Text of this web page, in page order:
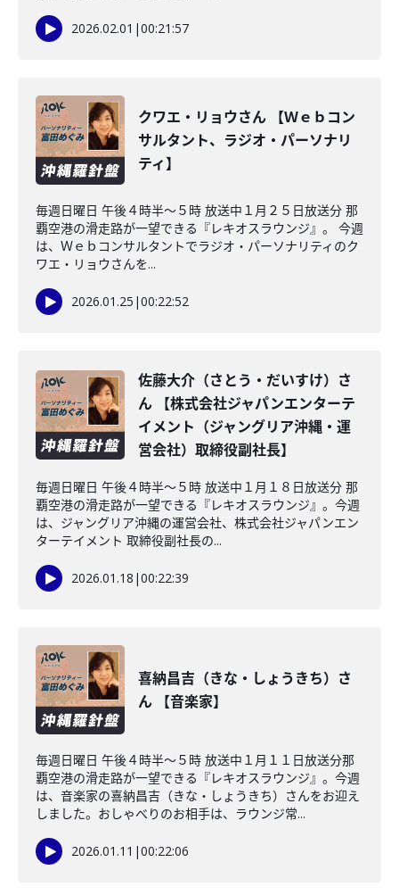
2026.02.01 |00:21:57
クワエ・リョウさん 【Ｗｅｂコン
サルタント、ラジオ・パーソナリ
ティ】
毎週日曜日 午後４時半～５時 放送中１月２５日放送分 那
覇空港の滑走路が一望できる『レキオスラウンジ』。 今週
は、Ｗｅｂコンサルタントでラジオ・パーソナリティのク
ワエ・リョウさんを...
2026.01.25 |00:22:52
佐藤大介（さとう・だいすけ）さ
ん 【株式会社ジャパンエンターテ
イメント（ジャングリア沖縄・運
営会社）取締役副社長】
毎週日曜日 午後４時半～５時 放送中１月１８日放送分 那
覇空港の滑走路が一望できる『レキオスラウンジ』。今週
は、ジャングリア沖縄の運営会社、株式会社ジャパンエン
ターテイメント 取締役副社長の...
2026.01.18 |00:22:39
喜納昌吉（きな・しょうきち）さ
ん 【音楽家】
毎週日曜日 午後４時半～５時 放送中１月１１日放送分那
覇空港の滑走路が一望できる『レキオスラウンジ』。今週
は、音楽家の喜納昌吉（きな・しょうきち）さんをお迎え
しました。おしゃべりのお相手は、ラウンジ常...
2026.01.11 |00:22:06